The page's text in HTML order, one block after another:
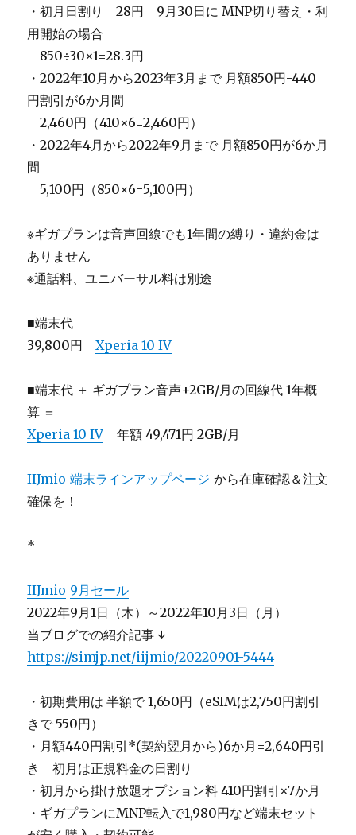
・初月日割り 28円 9月30日に MNP切り替え・利
用開始の場合
850÷30×1=28.3円
・2022年10月から2023年3月まで 月額850円-440
円割引が6か月間
＿2,460円（410×6=2,460円）
・2022年4月から2022年9月まで 月額850円が6か月
間
＿5,100円（850×6=5,100円）
※ギガプランは音声回線でも1年間の縛り・違約金は
ありません
※通話料、ユニバーサル料は別途
■端末代
39,800円Xperia 10 IV
■端末代 ＋ ギガプラン音声+2GB/月の回線代 1年概
算 ＝
Xperia 10 IV 年額 49,471円 2GB/月
IIJmio 端末ラインアップページ から在庫確認＆注文
確保を！
*
IIJmio 9月セール
2022年9月1日（木）～2022年10月3日（月）
当ブログでの紹介記事 ↓
https://simjp.net/iijmio/20220901-5444
・初期費用は 半額で 1,650円（eSIMは2,750円割引
きで 550円）
・月額440円割引*(契約翌月から)6か月=2,640円引
き 初月は正規料金の日割り
・初月から掛け放題オプション料 410円割引×7か月
・ギガプランにMNP転入で1,980円など端末セット